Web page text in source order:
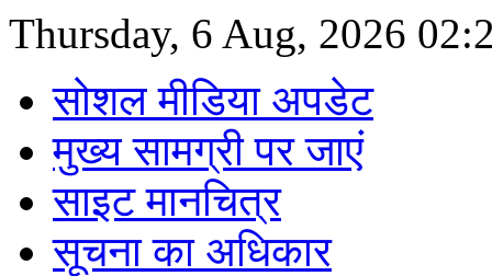
Thursday, 6 Aug, 2026
सोशल मीडिया अपडेट
मुख्य सामग्री पर जाएं
साइट मानचित्र
सूचना का अधिकार